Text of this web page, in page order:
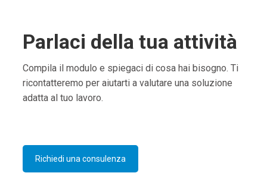
Parlaci della tua attività
Compila il modulo e spiegaci di cosa hai bisogno. Ti
ricontatteremo per aiutarti a valutare una soluzione
adatta al tuo lavoro.
Richiedi una consulenza